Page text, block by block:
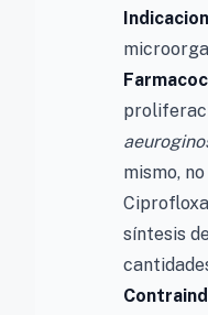
mismo,
síntesis